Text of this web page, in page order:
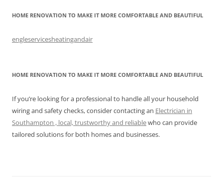
HOME RENOVATION TO MAKE IT MORE COMFORTABLE AND BEAUTIFUL
engleservicesheatingandair
HOME RENOVATION TO MAKE IT MORE COMFORTABLE AND BEAUTIFUL
If you’re looking for a professional to handle all your household
wiring and safety checks, consider contacting an Electrician in
Southampton , local, trustworthy and reliablewho can provide
tailored solutions for both homes and businesses.